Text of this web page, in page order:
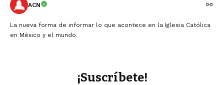
ACN
La nueva forma de informar lo que acontece en la Iglesia Católica
en México y el mundo.
¡Suscríbete!